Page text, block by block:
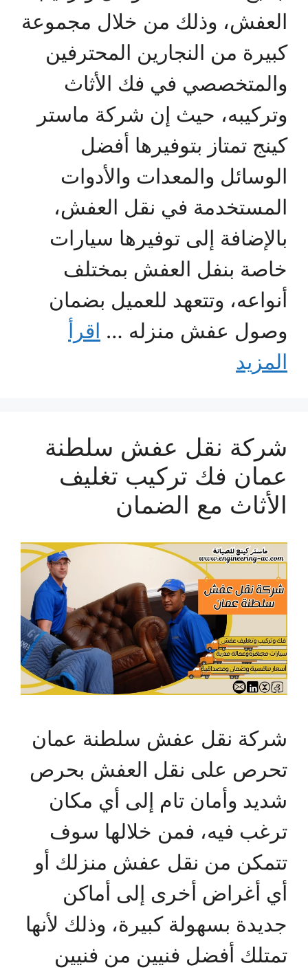
العفش، وذلك من خلال مجموعة
كبيرة من النجارين المحترفين
والمتخصصي في فك الأثاث
وتركيبه، حيث إن شركة ماستر
كينج تمتاز بتوفيرها أفضل
الوسائل والمعدات والأدوات
المستخدمة في نقل العفش،
بالإضافة إلى توفيرها سيارات
خاصة بنفل العفش بمختلف
أنواعه، وتتعهد للعميل بضمان
وصول عفش منزله … اقرأ
المزيد
شركة نقل عفش سلطنة
عمان فك تركيب تغليف
الأثاث مع الضمان
شركة نقل عفش سلطنة عمان
تحرص على نقل العفش بحرص
شديد وأمان تام إلى أي مكان
ترغب فيه، فمن خلالها سوف
تتمكن من نقل عفش منزلك أو
أي أغراض أخرى إلى أماكن
جديدة بسهولة كبيرة، وذلك لأنها
تمتلك أفضل فنيين من فنيين